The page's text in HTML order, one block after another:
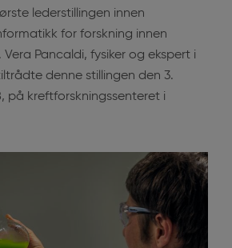
lederstillingen innen
for forskning innen
Pancaldi, fysiker og ekspert i
denne stillingen den 3.
på kreftforskningssenteret i